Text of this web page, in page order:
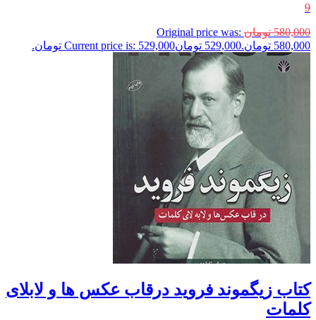
9
580,000 تومان Original price was:
580,000 تومان.
529,000 تومانCurrent price is: 529,000 تومان.
کتاب زیگموند فروید درقاب عکس‌ ها و لابلای
کلمات